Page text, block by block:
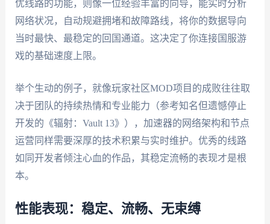
优线路的功能，则像一位经验丰富的向导，能实时分析
网络状况，自动规避拥堵和故障路线，将你的数据导向
当时最快、最稳定的回国通道。这决定了你连接国服游
戏的基础速度上限。
举个生动的例子，就像玩家社区MOD项目的成败往往取
决于团队的持续热情和专业能力（参考知名但遗憾停止
开发的《辐射：Vault 13》），加速器的网络架构和节点
运营同样需要深厚的技术积累与实时维护。优秀的线路
如同开发者倾注心血的作品，其稳定流畅的表现才是根
本。
性能表现：稳定、流畅、无束缚